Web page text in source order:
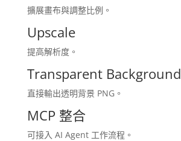
擴展畫布與調整比例。
Upscale
提高解析度。
Transparent Background
直接輸出透明背景 PNG。
MCP 整合
可接入 AI Agent 工作流程。